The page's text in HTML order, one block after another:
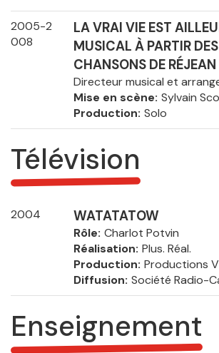
2005-2
008
LA VRAI VIE EST
MUSICAL À PARTIR
CHANSONS DE
Directeur musical et
Mise en scène Sylvain
Production Solo
Télévision
2004 WATATATOW
Rôle Charlot Potvin
Réalisation Plus. Réal.
Production Productions
Diffusion Société Radio-
Enseignement